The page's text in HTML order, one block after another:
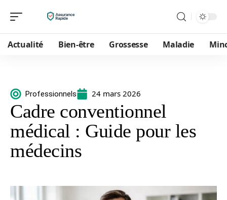
Actualité Bien-être Grossesse Maladie
Professionnels 24 mars 2026
Cadre conventionnel
médical : Guide pour les
médecins